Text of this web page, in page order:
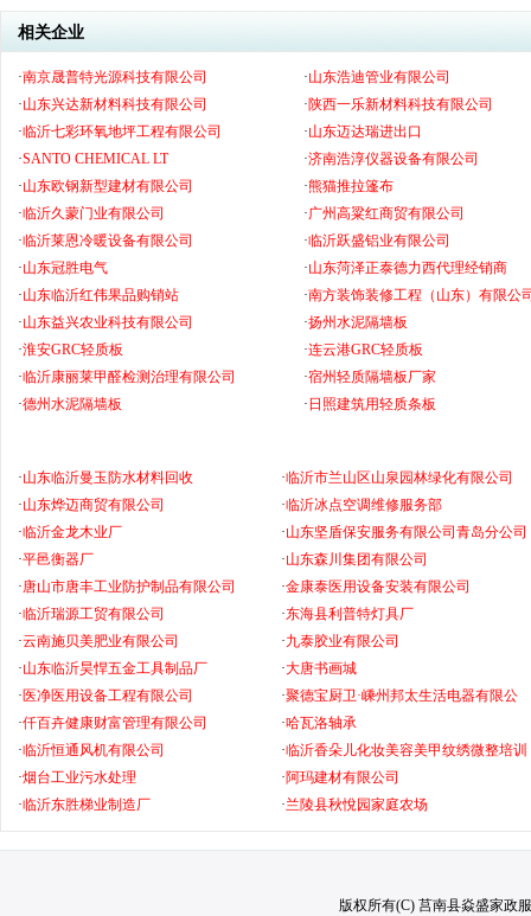
相关企业
·南京晟普特光源科技有限公司 ·山东浩迪管业有限公司
·山东兴达新材料科技有限公司 ·陕西一乐新材料科技有限公司
·临沂七彩环氧地坪工程有限公司 ·山东迈达瑞进出口
·SANTO CHEMICAL LT ·济南浩淳仪器设备有限公司
·山东欧钢新型建材有限公司 ·熊猫推拉篷布
·临沂久蒙门业有限公司 ·广州高粱红商贸有限公司
·临沂莱恩冷暖设备有限公司 ·临沂跃盛铝业有限公司
·山东冠胜电气 ·山东菏泽正泰德力西代理经销商
·山东临沂红伟果品购销站 ·南方装饰装修工程（山东）有限公
·山东益兴农业科技有限公司 ·扬州水泥隔墙板
·淮安GRC轻质板 ·连云港GRC轻质板
·临沂康丽莱甲醛检测治理有限公司 ·宿州轻质隔墙板厂家
·德州水泥隔墙板 · 日照建筑用轻质条板
·山东临沂曼玉防水材料回收 ·临沂市兰山区山泉园林绿化有限公司
·山东烨迈商贸有限公司 ·临沂冰点空调维修服务部
·临沂金龙木业厂 ·山东坚盾保安服务有限公司青岛分公司
·平邑衡器厂 ·山东森川集团有限公司
·唐山市唐丰工业防护制品有限公司 ·金康泰医用设备安装有限公司
·临沂瑞源工贸有限公司 ·东海县利普特灯具厂
·云南施贝美肥业有限公司 ·九泰胶业有限公司
·山东临沂昊悍五金工具制品厂 ·大唐书画城
· 医净医用设备工程有限公司 ·聚德宝厨卫·嵊州邦太生活电器有限公
·仟百卉健康财富管理有限公司 ·哈瓦洛轴承
·临沂恒通风机有限公司 ·临沂香朵儿化妆美容美甲纹绣微整培训
·烟台工业污水处理 ·阿玛建材有限公司
·临沂东胜梯业制造厂 ·兰陵县秋悅园家庭农场
版权所有(C) 莒南县焱盛家政